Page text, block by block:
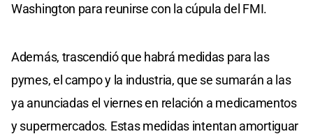
Washington para reunirse con la cúpula del FMI.
Además, trascendió que habrá medidas para las
pymes, el campo y la industria, que se sumarán a las
ya anunciadas el viernes en relación a medicamentos
y supermercados. Estas medidas intentan amortiguar